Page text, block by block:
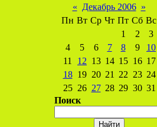
« Декабрь 2006 »
Пн Вт Ср Чт Пт Сб Вс
1
2
3
4
5 6 7 8 9
10
11
12 13 14 15 16 17
18 19 20 21 22 23 24
25 26 27 28 29 30 31
Поиск